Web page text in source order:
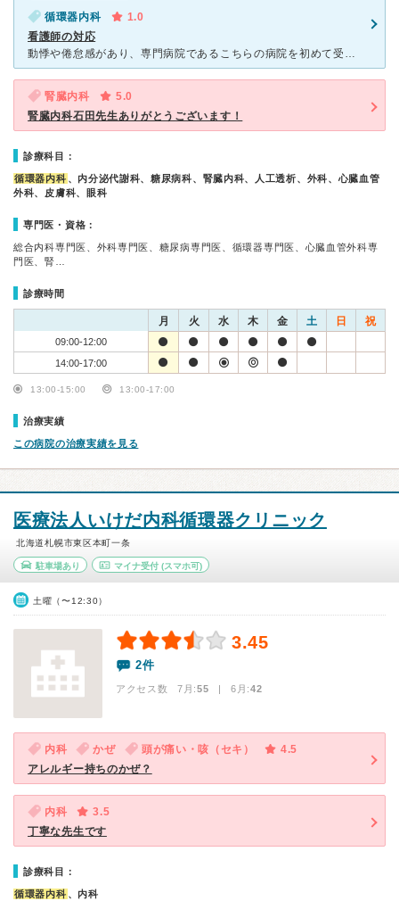
循環器内科
1.0
看護師の対応
動悸や倦怠感があり、専門病院であるこちらの病院を初めて受診。問診にあたった外来看護師の対応が非常に悪く、患者の話を真面目に聞く姿勢からはかけ離れた印象。問診の際、経過や症状を伝える患者の話を何度も遮っ
腎臓内科
5.0
腎臓内科石田先生ありがとうございます！
診療科目：
循環器内科 、内分泌代謝科、糖尿病科、腎臓内科、人工透析、外科、心臓血管
外科、皮膚科、眼科
専門医・資格：
総合内科専門医、外科専門医、糖尿病専門医、循環器専門医、心臓血管外科専
門医、腎…
診療時間
月 火 水 木 金 土 日 祝
09:00-12:00
14:00-17:00
13:00-15:00 13:00-17:00
治療実績
この病院の治療実績を見る
医療法人いけだ内科循環器クリニック
北海道札幌市東区本町一条
駐車場あり マイナ受付(スマホ可)
土曜（〜12:30）
3.45
2件
アクセス数 7月:55 | 6月:42
内科 かぜ 頭が痛い・咳（セキ）
4.5
アレルギー持ちのかぜ？
内科
3.5
丁寧な先生です
診療科目：
循環器内科 、内科